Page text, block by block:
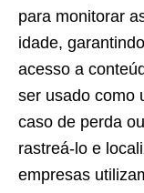
para monitorar
idade,
acesso a
ser usado como
caso de perda
rastreá-lo e
empresas